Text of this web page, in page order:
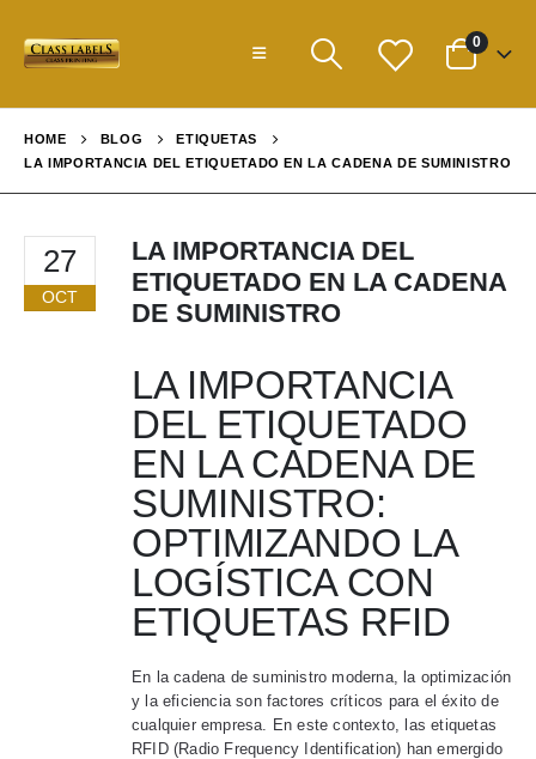
0
HOME BLOG
ETIQUETAS
LA IMPORTANCIA DEL ETIQUETADO EN LA CADENA DE SUMINISTRO
27
OCT
LA IMPORTANCIA DEL
ETIQUETADO EN LA CADENA
DE SUMINISTRO
LA IMPORTANCIA
DEL ETIQUETADO
EN LA CADENA DE
SUMINISTRO:
OPTIMIZANDO LA
LOGÍSTICA CON
ETIQUETAS RFID
En la cadena de suministro moderna, la optimización
y la eficiencia son factores críticos para el éxito de
cualquier empresa. En este contexto, las etiquetas
RFID (Radio Frequency Identification) han emergido